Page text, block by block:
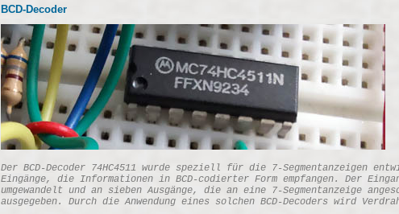
BCD-Decoder
Der BCD-Decoder 74HC4511 wurde speziell für die 7-Segmentanzeigen
Eingänge, die Informationen in BCD-codierter Form empfangen. Der
umgewandelt und an sieben Ausgänge, die an eine 7-Segmentanzeige
ausgegeben. Durch die Anwendung eines solchen BCD-Decoders wird